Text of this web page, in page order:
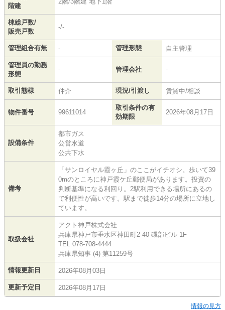
階建
棟総戸数/
販売戸数
-/-
管理組合有無 - 管理形態 自主管理
管理員の勤務
形態
- 管理会社 -
取引態様 仲介 現況/引渡し 賃貸中/相談
物件番号 99611014
取引条件の有
効期限
2026年08月17日
設備条件
都市ガス
公営水道
公共下水
備考
「サンロイヤル霞ヶ丘」のここがイチオシ。歩いて39
0mのところに神戸霞ケ丘郵便局があります。投資の
判断基準になる利回り。2駅利用できる場所にあるの
で利便性が高いです。駅まで徒歩14分の場所に立地し
ています。
取扱会社
アクト神戸株式会社
兵庫県神戸市垂水区神田町2-40 磯部ビル 1F
TEL:078-708-4444
兵庫県知事 (4) 第11259号
情報更新日 2026年08月03日
更新予定日 2026年08月17日
情報の見方